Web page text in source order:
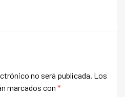
no será publicada. Los
marcados con *